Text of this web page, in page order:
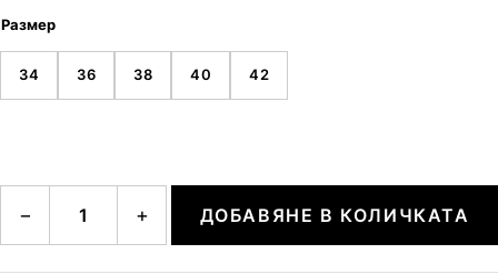
Размер
34 36 38 40 42
− + ДОБАВЯНЕ В КОЛИЧКАТА